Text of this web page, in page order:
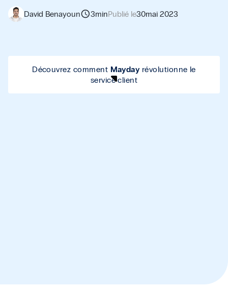
David Benayounschedule3minPublié le30mai 2023
Découvrez comment Maydayrévolutionne le
service client